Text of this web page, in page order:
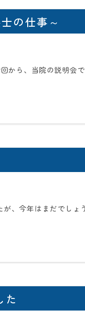
の仕事～
から、当院の説明会
が、今年はまだでし
た